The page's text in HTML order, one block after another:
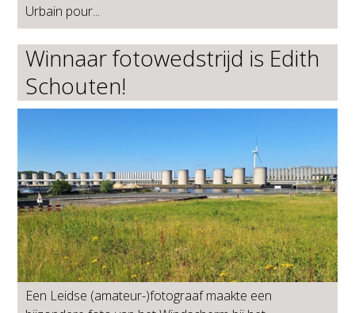
Urbain pour...
Winnaar fotowedstrijd is Edith
Schouten!
Een Leidse (amateur-)fotograaf maakte een